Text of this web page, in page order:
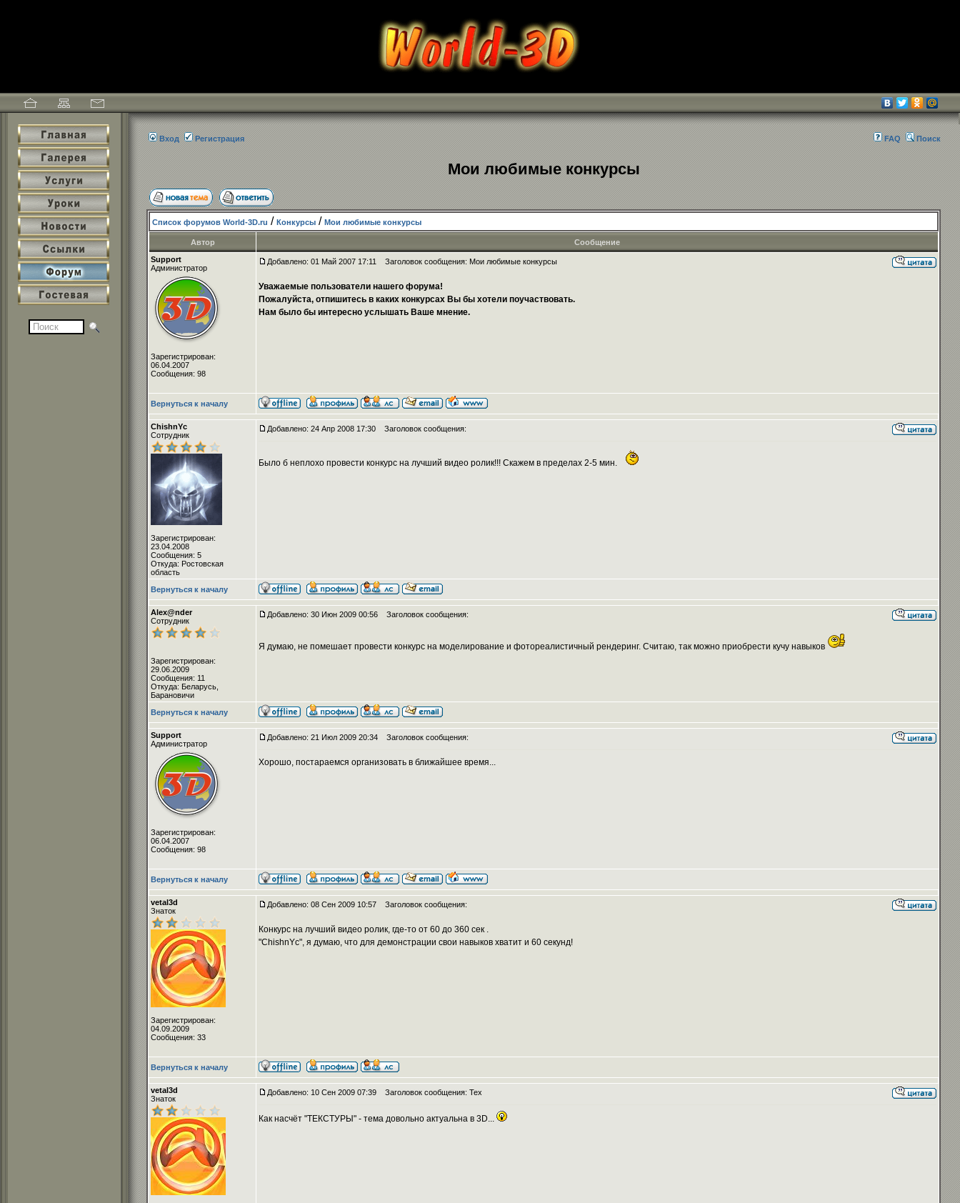
Вход Регистрация FAQ Поиск
Мои любимые конкурсы
Список форумов World-3D.ru / Конкурсы / Мои любимые конкурсы
Автор
Сообщение
Support
Администратор
Зарегистрирован:
06.04.2007
Сообщения: 98
Добавлено: 01 Май 2007 17:11 Заголовок сообщения: Мои любимые конкурсы
Уважаемые пользователи нашего форума!
Пожалуйста, отпишитесь в каких конкурсах Вы бы хотели поучаствовать.
Нам было бы интересно услышать Ваше мнение.
Вернуться к началу
ChishnYc
Сотрудник
Зарегистрирован:
23.04.2008
Сообщения: 5
Откуда: Ростовская
область
Добавлено: 24 Апр 2008 17:30 Заголовок сообщения:
Было б неплохо провести конкурс на лучший видео ролик!!! Скажем в пределах 2-5 мин.
Вернуться к началу
Alex@nder
Сотрудник
Зарегистрирован:
29.06.2009
Сообщения: 11
Откуда: Беларусь,
Барановичи
Добавлено: 30 Июн 2009 00:56 Заголовок сообщения:
Я думаю, не помешает провести конкурс на моделирование и фотореалистичный рендеринг. Считаю, так можно приобрести кучу навыков
Вернуться к началу
Support
Администратор
Зарегистрирован:
06.04.2007
Сообщения: 98
Добавлено: 21 Июл 2009 20:34 Заголовок сообщения:
Хорошо, постараемся организовать в ближайшее время...
Вернуться к началу
vetal3d
Знаток
Зарегистрирован:
04.09.2009
Сообщения: 33
Добавлено: 08 Сен 2009 10:57 Заголовок сообщения:
Конкурс на лучший видео ролик, где-то от 60 до 360 сек .
"ChishnYc", я думаю, что для демонстрации свои навыков хватит и 60 секунд!
Вернуться к началу
vetal3d
Знаток
Добавлено: 10 Сен 2009 07:39 Заголовок сообщения: Tex
Как насчёт "ТЕКСТУРЫ" - тема довольно актуальна в 3D...